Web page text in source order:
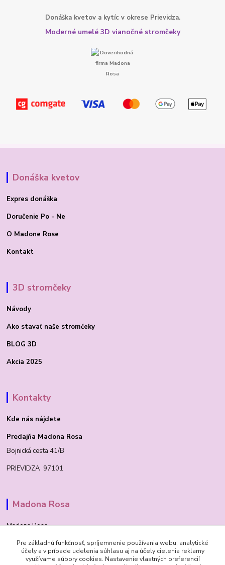
Donáška kvetov a kytíc v okrese Prievidza.
Moderné umelé 3D vianočné stromčeky
Donáška kvetov
Expres donáška
Doručenie Po - Ne
O Madone Rose
Kontakt
3D stromčeky
Návody
Ako stavať naše stromčeky
BLOG 3D
Akcia 2025
Kontakty
Kde nás nájdete
Predajňa Madona Rosa
Bojnická cesta 41/B
PRIEVIDZA 97101
Madona Rosa
Madona Rosa
Richard
+421 905 276 211
Pre základnú funkčnosť, spríjemnenie používania webu, analytické
účely a v prípade udelenia súhlasu aj na účely cielenia reklamy
využívame súbory cookies. Nastavenie vlastných preferencií